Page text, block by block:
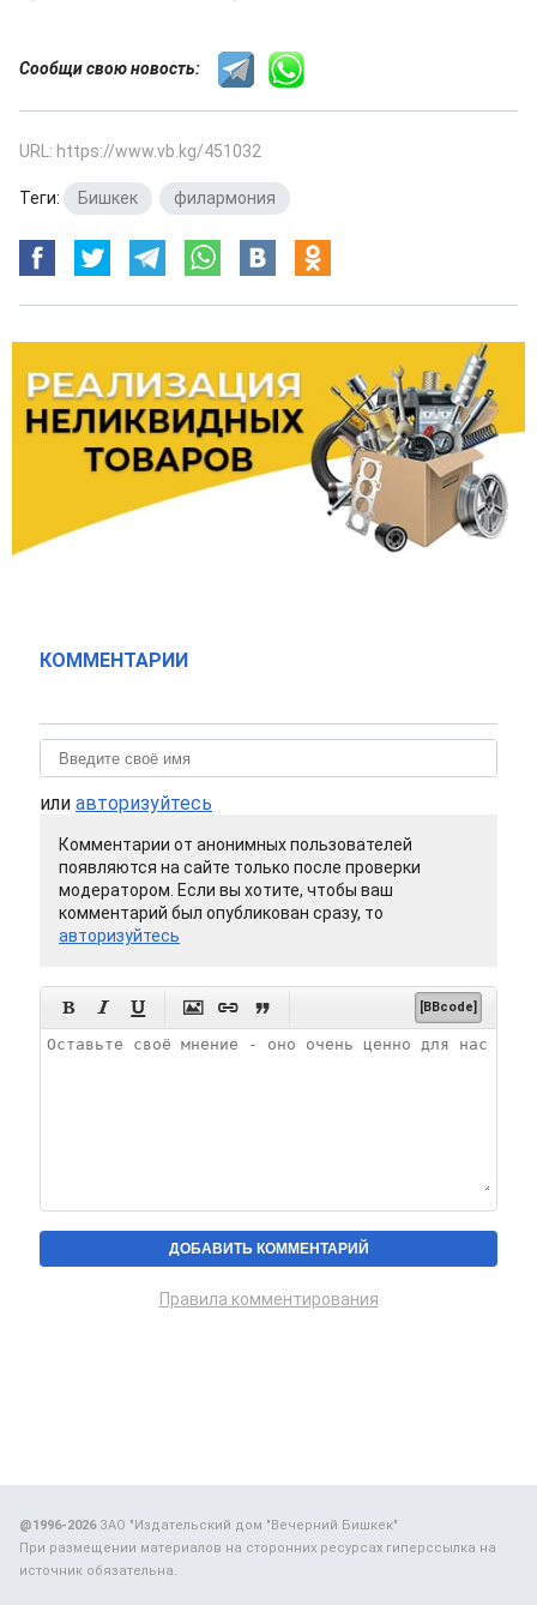
Сообщи свою новость:
URL: https://www.vb.kg/451032
Теги: Бишкек филармония
КОММЕНТАРИИ
или авторизуйтесь
Комментарии от анонимных пользователей
появляются на сайте только после проверки
модератором. Если вы хотите, чтобы ваш
комментарий был опубликован сразу, то
авторизуйтесь
      [BBcode]
Правила комментирования
@1996-2026ЗАО "Издательский дом "Вечерний Бишкек"
При размещении материалов на сторонних ресурсах гиперссылка на
источник обязательна.